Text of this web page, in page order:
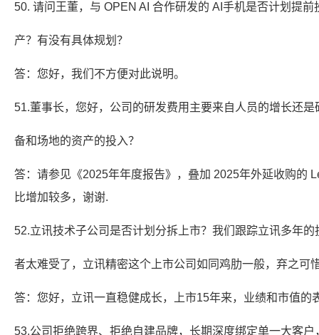
50. 请问王董，与 OPEN AI 合作研发的 AI手机是否计划提前
产？有没有具体规划？
答：您好，我们不方便对此说明。
51.董事长，您好，公司的研发费用主要来自人员的增长还是
备和场地的资产的投入？
答：请参见《2025年年度报告》，叠加 2025年外延收购的
比增加较多，谢谢.
52.立讯技术子公司是否计划分拆上市？我们跟踪立讯多年的
者太难受了，立讯精密这个上市公司如同鸡肋一般，弃之可
答：您好，立讯一直稳健成长，上市15年来，业绩和市值的
53.公司拒绝跨界、拒绝自建品牌，长期深度绑定单一大客户